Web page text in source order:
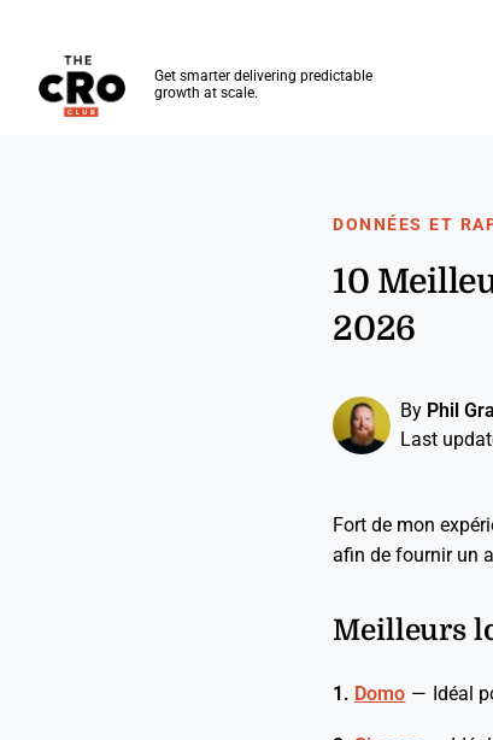
Get smarter delivering predictable
growth at scale.
DONNÉES ET
10
2026
By Phil
Last
Fort de mon
afin de fournir un
Meilleurs
1. Domo — Idéal